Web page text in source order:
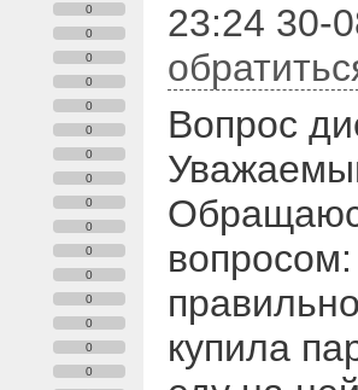
0
0
0
0
0
0
0
0
0
0
0
0
0
0
0
0
23:24 30-
Вопрос
купила